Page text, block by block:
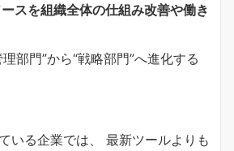
スを組織全体の仕組み改善や働き
部門”から“戦略部門”へ進化する
いる企業では、 最新ツールよりも